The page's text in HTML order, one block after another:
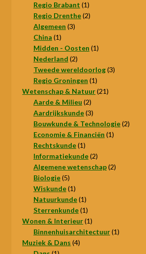
Regio Brabant 11
product
Regio Drenthe 22
Algemeen 33
China 11
product
Midden - Oosten 11
Nederland 22
producten
Tweede wereldoorlog 33
Regio Groningen 11
product
Wetenschap & Natuur 2121
Aarde & Milieu 22
producten
Aardrijkskunde 33
producten
Bouwkunde & Technologie 22
Economie & Financiën 11
Rechtskunde 11
product
Informatiekunde 22
producten
Algemene wetenschap 22
Biologie 55
producten
Wiskunde 11
product
Natuurkunde 11
product
Sterrenkunde 11
product
Wonen & Interieur 11
product
Binnenhuisarchitectuur 11
Muziek & Dans 44